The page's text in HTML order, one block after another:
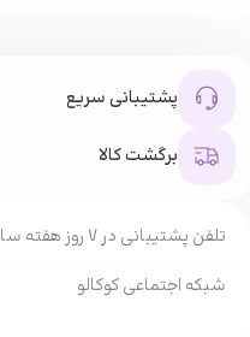
پشتیبانی سریع
برگشت کالا
تلفن پشتیبانی در 7 روز هفته ساعت 8 -19
شبکه‌ اجتماعی کوکالو